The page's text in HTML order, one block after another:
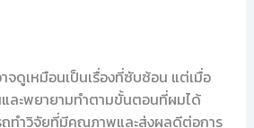
จดูเหมือนเป็นเรื่องที่ซับซ้อน แต่เมื่อ
ละพยายามทำตามขั้นตอนที่ผมได้
ถทำวิจัยที่มีคุณภาพและส่งผลดีต่อการ